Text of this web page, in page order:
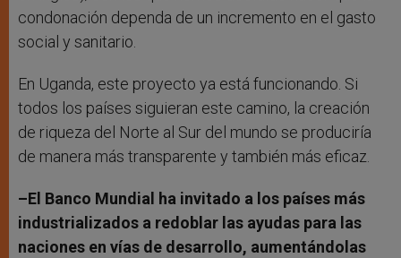
condonación dependa de un incremento en el gasto
social y sanitario.
En Uganda, este proyecto ya está funcionando. Si
todos los países siguieran este camino, la creación
de riqueza del Norte al Sur del mundo se produciría
de manera más transparente y también más eficaz.
–El Banco Mundial ha invitado a los países más
industrializados a redoblar las ayudas para las
naciones en vías de desarrollo, aumentándolas